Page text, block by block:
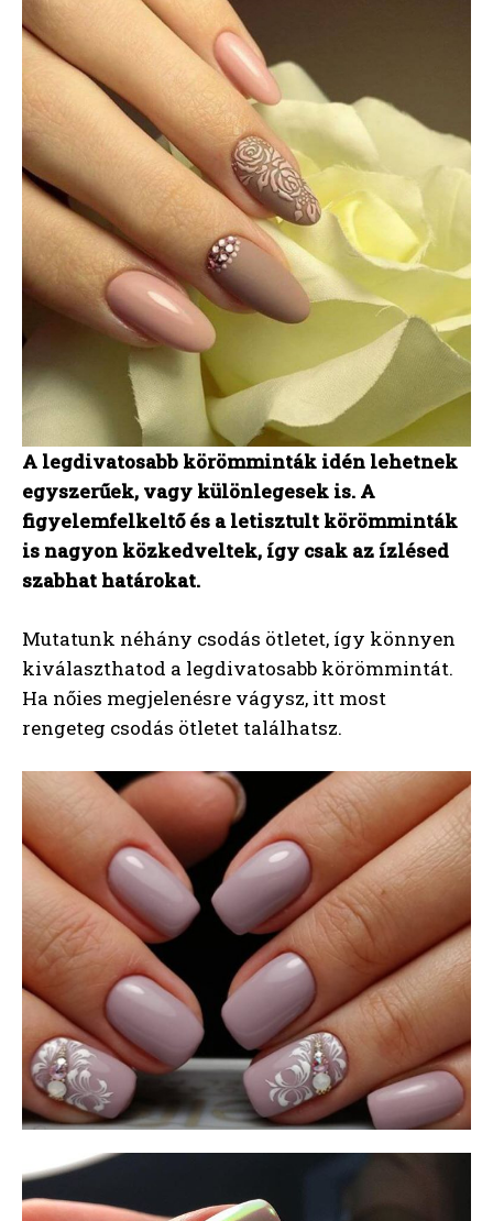
A legdivatosabb körömminták idén lehetnek
egyszerűek, vagy különlegesek is. A
figyelemfelkeltő és a letisztult körömminták
is nagyon közkedveltek, így csak az ízlésed
szabhat határokat.
Mutatunk néhány csodás ötletet, így könnyen
kiválaszthatod a legdivatosabb körömmintát.
Ha nőies megjelenésre vágysz, itt most
rengeteg csodás ötletet találhatsz.